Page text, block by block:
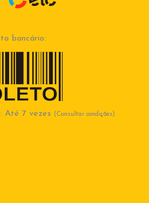
bancário:
Até 7 vezes (Consultar condições)